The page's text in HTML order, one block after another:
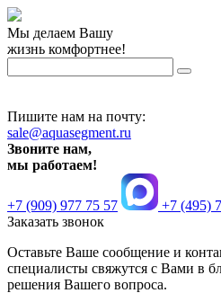
Мы делаем Вашу
жизнь комфортнее!
Пишите нам на почту:
sale@aquasegment.ru
Звоните нам,
мы работаем!
+7 (909) 977 75 57 +7 (495)
Заказать звонок
Оставьте Ваше сообщение и
специалисты свяжутся с Вами в
решения Вашего вопроса.